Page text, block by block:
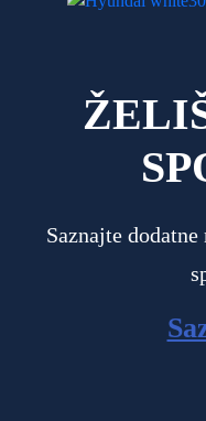
Saznajte